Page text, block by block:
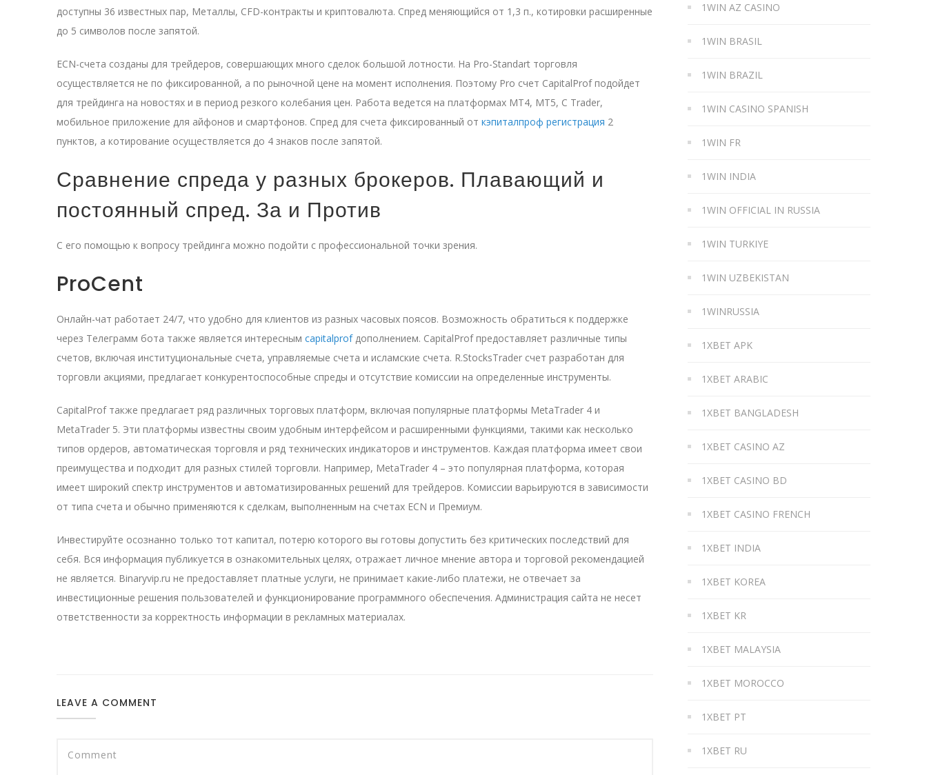
доступны 36 известных пар, Металлы, CFD-контракты и криптовалюта. Спред меняющийся от 1,3 п., котировки расширенные
до 5 символов после запятой.
ECN-счета созданы для трейдеров, совершающих много сделок большой лотности. На Pro-Standart торговля
осуществляется не по фиксированной, а по рыночной цене на момент исполнения. Поэтому Pro счет CapitalProf подойдет
для трейдинга на новостях и в период резкого колебания цен. Работа ведется на платформах MT4, MT5, C Trader,
мобильное приложение для айфонов и смартфонов. Спред для счета фиксированный от кэпиталпроф регистрация 2
пунктов, а котирование осуществляется до 4 знаков после запятой.
Сравнение спреда у разных брокеров. Плавающий и
постоянный спред. За и Против
С его помощью к вопросу трейдинга можно подойти с профессиональной точки зрения.
ProCent
Онлайн-чат работает 24/7, что удобно для клиентов из разных часовых поясов. Возможность обратиться к поддержке
через Телеграмм бота также является интересным capitalprofдополнением. CapitalProf предоставляет различные типы
счетов, включая институциональные счета, управляемые счета и исламские счета. R.StocksTrader счет разработан для
торговли акциями, предлагает конкурентоспособные спреды и отсутствие комиссии на определенные инструменты.
CapitalProf также предлагает ряд различных торговых платформ, включая популярные платформы MetaTrader 4 и
MetaTrader 5. Эти платформы известны своим удобным интерфейсом и расширенными функциями, такими как несколько
типов ордеров, автоматическая торговля и ряд технических индикаторов и инструментов. Каждая платформа имеет свои
преимущества и подходит для разных стилей торговли. Например, MetaTrader 4 – это популярная платформа, которая
имеет широкий спектр инструментов и автоматизированных решений для трейдеров. Комиссии варьируются в зависимости
от типа счета и обычно применяются к сделкам, выполненным на счетах ECN и Премиум.
Инвестируйте осознанно только тот капитал, потерю которого вы готовы допустить без критических последствий для
себя. Вся информация публикуется в ознакомительных целях, отражает личное мнение автора и торговой рекомендацией
не является. Binaryvip.ru не предоставляет платные услуги, не принимает какие-либо платежи, не отвечает за
инвестиционные решения пользователей и функционирование программного обеспечения. Администрация сайта не несет
ответственности за корректность информации в рекламных материалах.
LEAVE A COMMENT
1WIN AZ CASINO
1WIN BRASIL
1WIN BRAZIL
1WIN CASINO SPANISH
1WIN FR
1WIN INDIA
1WIN OFFICIAL IN RUSSIA
1WIN TURKIYE
1WIN UZBEKISTAN
1WINRUSSIA
1XBET APK
1XBET ARABIC
1XBET BANGLADESH
1XBET CASINO AZ
1XBET CASINO BD
1XBET CASINO FRENCH
1XBET INDIA
1XBET KOREA
1XBET KR
1XBET MALAYSIA
1XBET MOROCCO
1XBET PT
1XBET RU